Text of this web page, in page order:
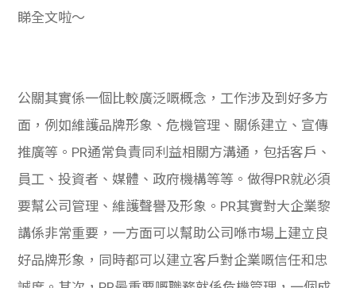
睇全文啦～
公關其實係一個比較廣泛嘅概念，工作涉及到好多方
面，例如維護品牌形象、危機管理、關係建立、宣傳
推廣等。PR通常負責同利益相關方溝通，包括客戶、
員工、投資者、媒體、政府機構等等。做得PR就必須
要幫公司管理、維護聲譽及形象。PR其實對大企業黎
講係非常重要，一方面可以幫助公司喺市場上建立良
好品牌形象，同時都可以建立客戶對企業嘅信任和忠